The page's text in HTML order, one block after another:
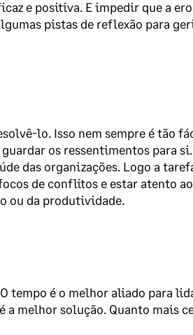
e positiva. E impedir que a
pistas de reflexão para
lo. Isso nem sempre é tão
os ressentimentos para si.
das organizações. Logo a
de conflitos e estar atento
ou da produtividade.
tempo é o melhor aliado para
a melhor solução. Quanto mais